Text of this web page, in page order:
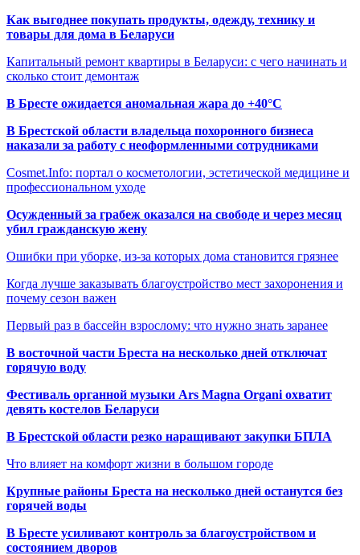
Как выгоднее покупать продукты, одежду, технику и
товары для дома в Беларуси
Капитальный ремонт квартиры в Беларуси: с чего начинать и
сколько стоит демонтаж
В Бресте ожидается аномальная жара до +40°C
В Брестской области владельца похоронного бизнеса
наказали за работу с неоформленными сотрудниками
Cosmet.Info: портал о косметологии, эстетической медицине и
профессиональном уходе
Осужденный за грабеж оказался на свободе и через месяц
убил гражданскую жену
Ошибки при уборке, из-за которых дома становится грязнее
Когда лучше заказывать благоустройство мест захоронения и
почему сезон важен
Первый раз в бассейн взрослому: что нужно знать заранее
В восточной части Бреста на несколько дней отключат
горячую воду
Фестиваль органной музыки Ars Magna Organi охватит
девять костелов Беларуси
В Брестской области резко наращивают закупки БПЛА
Что влияет на комфорт жизни в большом городе
Крупные районы Бреста на несколько дней останутся без
горячей воды
В Бресте усиливают контроль за благоустройством и
состоянием дворов